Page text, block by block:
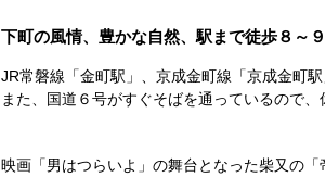
下町の風情、豊かな自然、駅まで徒歩８～
JR常磐線「金町駅」、京成金町線「京成金町
また、国道６号がすぐそばを通っているので
映画「男はつらいよ」の舞台となった柴又の